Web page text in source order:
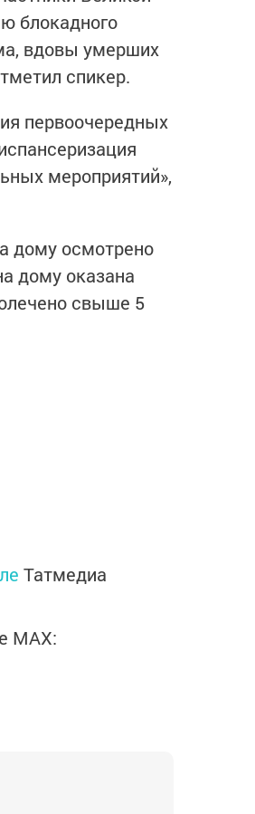
блокадного
вдовы умерших
спикер.
первоочередных
мероприятий»,
дому осмотрено
дому оказана
свыше 5
Татмедиа
MАХ: